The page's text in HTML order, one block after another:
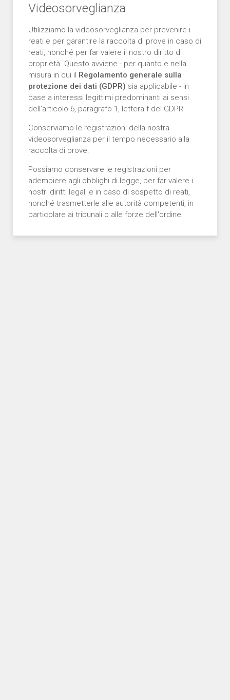
Videosorveglianza
Utilizziamo la videosorveglianza per prevenire i
reati e per garantire la raccolta di prove in caso di
reati, nonché per far valere il nostro diritto di
proprietà. Questo avviene - per quanto e nella
misura in cui il Regolamento generale sulla
protezione dei dati (GDPR) sia applicabile - in
base a interessi legittimi predominanti ai sensi
dell'articolo 6, paragrafo 1, lettera f del GDPR.
Conserviamo le registrazioni della nostra
videosorveglianza per il tempo necessario alla
raccolta di prove.
Possiamo conservare le registrazioni per
adempiere agli obblighi di legge, per far valere i
nostri diritti legali e in caso di sospetto di reati,
nonché trasmetterle alle autorità competenti, in
particolare ai tribunali o alle forze dell'ordine.